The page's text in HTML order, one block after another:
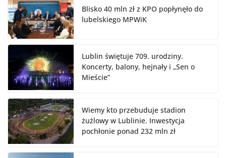
Blisko 40 mln zł z KPO popłynęło do
lubelskiego MPWiK
Lublin świętuje 709. urodziny.
Koncerty, balony, hejnały i „Sen o
Mieście”
Wiemy kto przebuduje stadion
żużlowy w Lublinie. Inwestycja
pochłonie ponad 232 mln zł